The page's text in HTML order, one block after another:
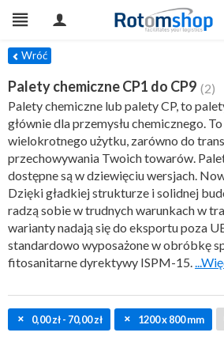
Wróć
Palety chemiczne CP1 do CP9 (2)
Palety chemiczne lub palety CP, to
głównie dla przemysłu chemicznego.
wielokrotnego użytku, zarówno do
przechowywania Twoich towarów.
dostępne są w dziewięciu wersjach.
Dzięki gładkiej strukturze i solidnej
radzą sobie w trudnych warunkach w
warianty nadają się do eksportu poza
standardowo wyposażone w obróbkę
fitosanitarne dyrektywy ISPM-15.
0,00 zł - 70,00 zł 1200 x 800 mm